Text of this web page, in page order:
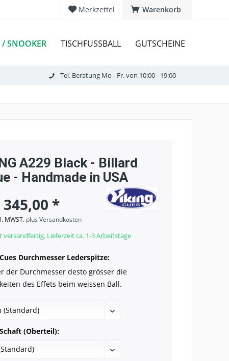
Warenkorb
Merkzettel
SNOOKER TISCHFUSSBALL GUTSCHEINE
Tel. Beratung Mo - Fr. von 10:00 - 19:00
A229 Black - Billard
- Handmade in USA
345,00 *
MWST. plus Versandkosten
versandfertig, Lieferzeit ca. 1-3 Arbeitstage
Durchmesser Lederspitze:
der Durchmesser desto grösser die
des Effets beim weissen Ball.
(Oberteil):